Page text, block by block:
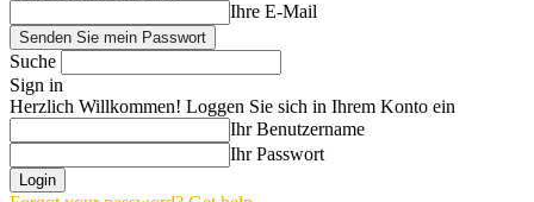
Ihre E-Mail
Suche
Sign in
Herzlich Willkommen! Loggen Sie sich in Ihrem Konto ein
Ihr Benutzername
Ihr Passwort